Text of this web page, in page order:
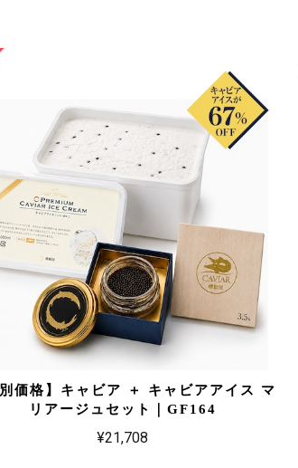
別価格】キャビア ＋ キャビアアイス マ
リアージュセット｜GF164
¥21,708